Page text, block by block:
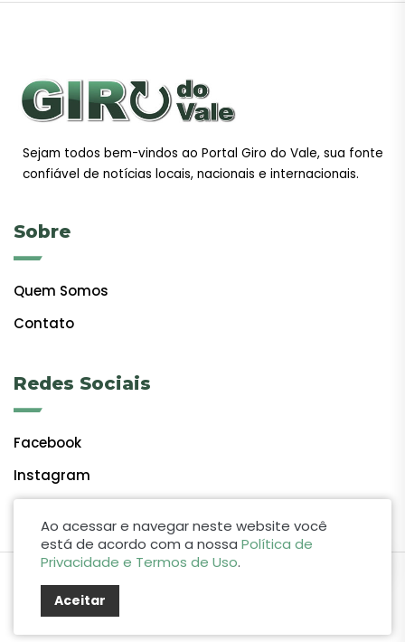
Sejam todos bem-vindos ao Portal Giro do Vale, sua fonte
confiável de notícias locais, nacionais e internacionais.
Sobre
Quem Somos
Contato
Redes Sociais
Facebook
Instagram
© 2024 Giro do Vale. Todos os direitos reservados.
Ao acessar e navegar neste website você
está de acordo com a nossa Política de
Privacidade e Termos de Uso.
Aceitar